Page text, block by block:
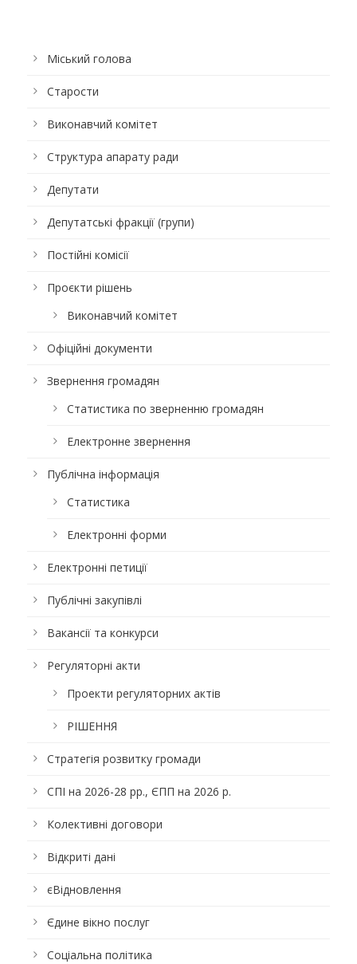
Міський голова
Старости
Виконавчий комітет
Структура апарату ради
Депутати
Депутатські фракції (групи)
Постійні комісії
Проєкти рішень
Виконавчий комітет
Офіційні документи
Звернення громадян
Статистика по зверненню громадян
Електронне звернення
Публічна інформація
Статистика
Електронні форми
Електронні петиції
Публічні закупівлі
Вакансії та конкурси
Регуляторні акти
Проекти регуляторних актів
РІШЕННЯ
Стратегія розвитку громади
СПІ на 2026-28 рр., ЄПП на 2026 р.
Колективні договори
Відкриті дані
єВідновлення
Єдине вікно послуг
Соціальна політика